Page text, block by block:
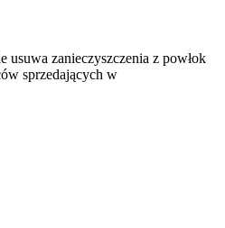
zanieczyszczenia z powłok
sprzedających w